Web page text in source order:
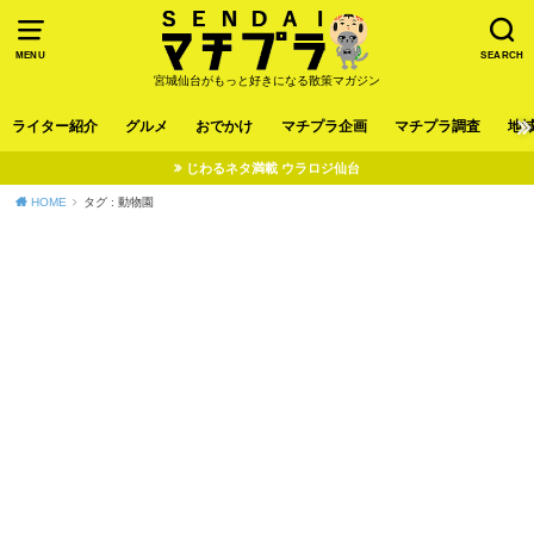
MENU SEARCH
宮城仙台がもっと好きになる散策マガジン
ライター紹介 グルメ おでかけ マチプラ企画 マチプラ調査 地
じわるネタ満載 ウラロジ仙台
HOME タグ : 動物園